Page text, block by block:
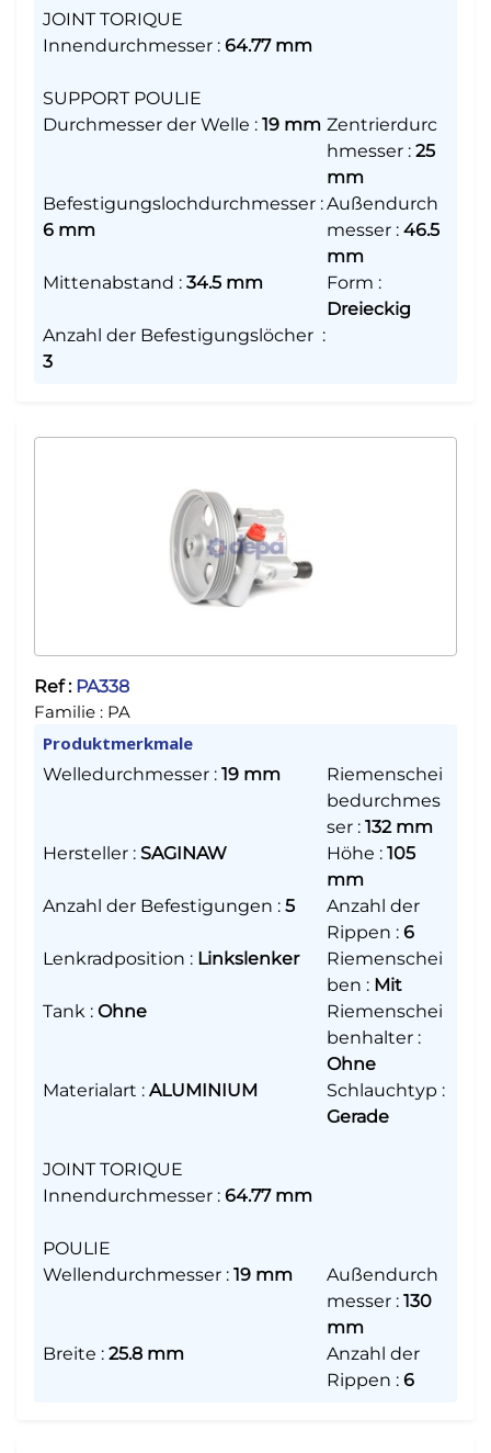
JOINT TORIQUE
Innendurchmesser : 64.77 mm
SUPPORT POULIE
Durchmesser der Welle : 19 mm Zentrierdurc
hmesser : 25
mm
Befestigungslochdurchmesser :
6 mm
Außendurch
messer : 46.5
mm
Mittenabstand : 34.5 mm Form :
Dreieckig
Anzahl der Befestigungslöcher :
3
Ref : PA338
Familie : PA
Produktmerkmale
Welledurchmesser : 19 mm
Riemenschei
bedurchmes
ser : 132 mm
Hersteller : SAGINAW Höhe : 105
mm
Anzahl der Befestigungen : 5
Anzahl der
Rippen : 6
Lenkradposition : Linkslenker
Riemenschei
ben : Mit
Tank : Ohne
Riemenschei
benhalter :
Ohne
Materialart : ALUMINIUM Schlauchtyp :
Gerade
JOINT TORIQUE
Innendurchmesser : 64.77 mm
POULIE
Wellendurchmesser : 19 mm
Außendurch
messer : 130
mm
Breite : 25.8 mm
Anzahl der
Rippen : 6